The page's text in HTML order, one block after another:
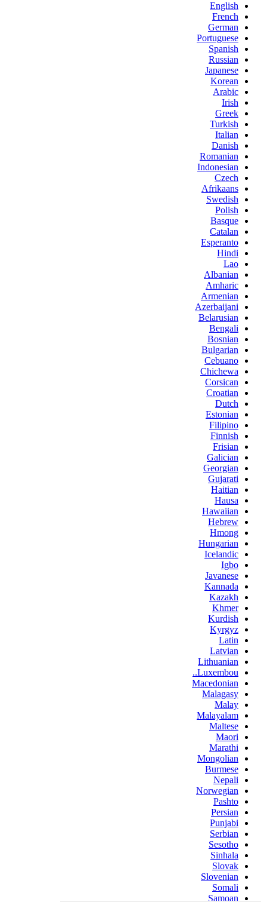
English
French
German
Portuguese
Spanish
Russian
Japanese
Korean
Arabic
Irish
Greek
Turkish
Italian
Danish
Romanian
Indonesian
Czech
Afrikaans
Swedish
Polish
Basque
Catalan
Esperanto
Hindi
Lao
Albanian
Amharic
Armenian
Azerbaijani
Belarusian
Bengali
Bosnian
Bulgarian
Cebuano
Chichewa
Corsican
Croatian
Dutch
Estonian
Filipino
Finnish
Frisian
Galician
Georgian
Gujarati
Haitian
Hausa
Hawaiian
Hebrew
Hmong
Hungarian
Icelandic
Igbo
Javanese
Kannada
Kazakh
Khmer
Kurdish
Kyrgyz
Latin
Latvian
Lithuanian
Luxembou..
Macedonian
Malagasy
Malay
Malayalam
Maltese
Maori
Marathi
Mongolian
Burmese
Nepali
Norwegian
Pashto
Persian
Punjabi
Serbian
Sesotho
Sinhala
Slovak
Slovenian
Somali
Samoan